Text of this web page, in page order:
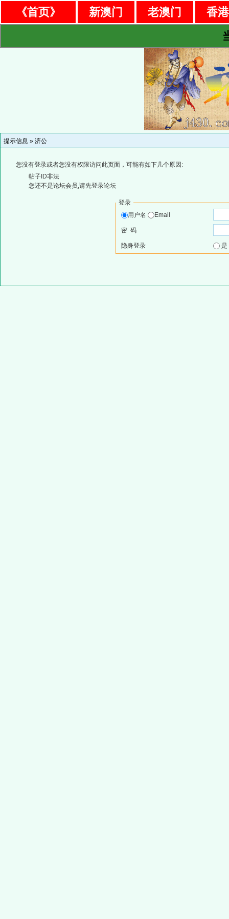
《首页》 新澳门 老澳门
香
提示信息 » 济公
您没有登录或者您没有权限访问此页面，可能有如下几个原因:
帖子ID非法
您还不是论坛会员,请先登录论坛
登录
用户名
Email
密 码
隐身登录